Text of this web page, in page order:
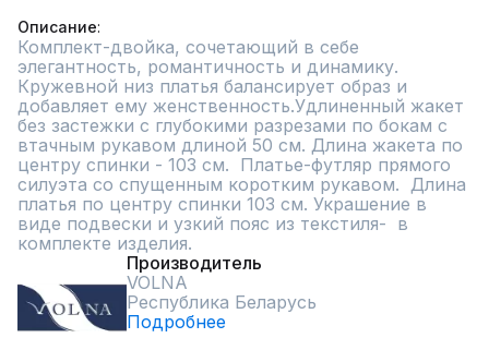
Описание
Комплект-двойка, сочетающий в себе
элегантность, романтичность и динамику.
Кружевной низ платья балансирует образ и
добавляет ему женственность.Удлиненный жакет
без застежки с глубокими разрезами по бокам с
втачным рукавом длиной 50 см. Длина жакета по
центру спинки - 103 см.  Платье-футляр прямого
силуэта со спущенным коротким рукавом.  Длина
платья по центру спинки 103 см. Украшение в
виде подвески и узкий пояс из текстиля-  в
комплекте изделия.
Производитель
VOLNA
Республика Беларусь
Подробнее